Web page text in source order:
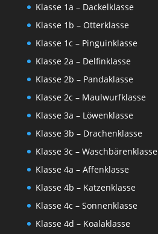
Klasse 1a – Dackelklasse
Klasse 1b – Otterklasse
Klasse 1c – Pinguinklasse
Klasse 2a – Delfinklasse
Klasse 2b – Pandaklasse
Klasse 2c – Maulwurfklasse
Klasse 3a – Löwenklasse
Klasse 3b – Drachenklasse
Klasse 3c – Waschbärenklasse
Klasse 4a – Affenklasse
Klasse 4b – Katzenklasse
Klasse 4c – Sonnenklasse
Klasse 4d – Koalaklasse